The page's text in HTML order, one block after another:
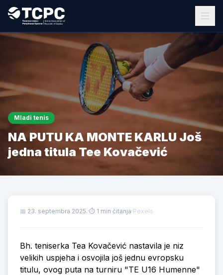
Mladi tenis
NA PUTU KA MONTE KARLU Još
jedna titula Tee Kovačević
📅 23. septembra 2025.·⏱ 1 min čitanja·Pexels
Bh. teniserka Tea Kovačević nastavila je niz
velikih uspjeha i osvojila još jednu evropsku
titulu, ovog puta na turniru "TE U16 Humenne"